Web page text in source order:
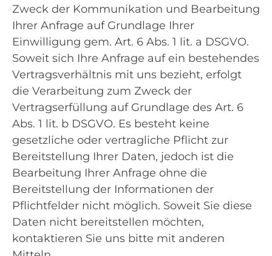
Zweck der Kommunikation und Bearbeitung
Ihrer Anfrage auf Grundlage Ihrer
Einwilligung gem. Art. 6 Abs. 1 lit. a DSGVO.
Soweit sich Ihre Anfrage auf ein bestehendes
Vertragsverhältnis mit uns bezieht, erfolgt
die Verarbeitung zum Zweck der
Vertragserfüllung auf Grundlage des Art. 6
Abs. 1 lit. b DSGVO. Es besteht keine
gesetzliche oder vertragliche Pflicht zur
Bereitstellung Ihrer Daten, jedoch ist die
Bearbeitung Ihrer Anfrage ohne die
Bereitstellung der Informationen der
Pflichtfelder nicht möglich. Soweit Sie diese
Daten nicht bereitstellen möchten,
kontaktieren Sie uns bitte mit anderen